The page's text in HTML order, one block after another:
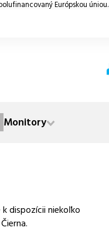
Európskou úniou.
Monitory
dispozícii niekoľko